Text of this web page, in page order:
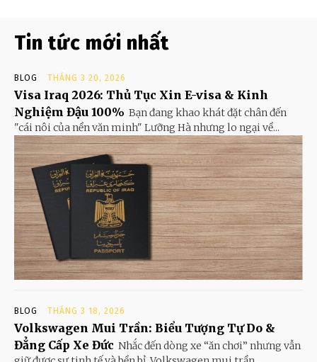
Tin tức mới nhất
BLOG THÁNG 3 20, 2026
Visa Iraq 2026: Thủ Tục Xin E-visa & Kinh
Nghiệm Đậu 100% Bạn đang khao khát đặt chân đến
"cái nôi của nền văn minh" Lưỡng Hà nhưng lo ngại về...
BLOG THÁNG 3 18, 2026
Volkswagen Mui Trần: Biểu Tượng Tự Do &
Đẳng Cấp Xe Đức Nhắc đến dòng xe “ăn chơi” nhưng vẫn